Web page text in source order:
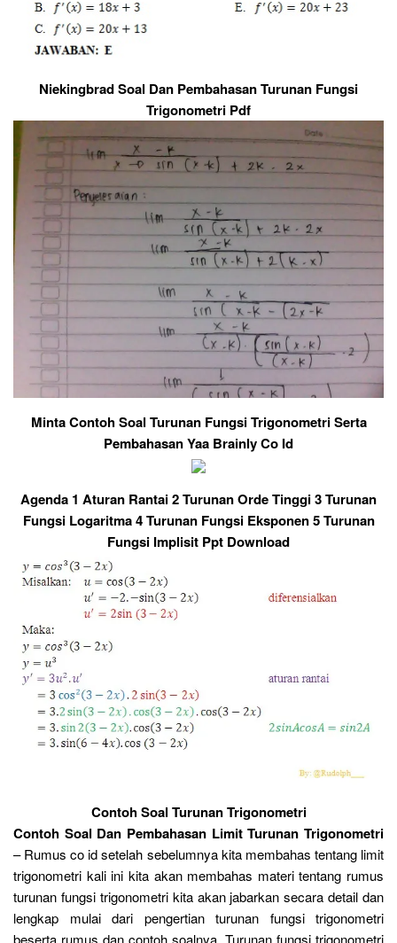
Niekingbrad Soal Dan Pembahasan Turunan Fungsi
Trigonometri Pdf
Minta Contoh Soal Turunan Fungsi Trigonometri Serta
Pembahasan Yaa Brainly Co Id
Agenda 1 Aturan Rantai 2 Turunan Orde Tinggi 3 Turunan
Fungsi Logaritma 4 Turunan Fungsi Eksponen 5 Turunan
Fungsi Implisit Ppt Download
Contoh Soal Turunan Trigonometri
Contoh Soal Dan Pembahasan Limit Turunan Trigonometri
– Rumus co id setelah sebelumnya kita membahas tentang limit
trigonometri kali ini kita akan membahas materi tentang rumus
turunan fungsi trigonometri kita akan jabarkan secara detail dan
lengkap mulai dari pengertian turunan fungsi trigonometri
beserta rumus dan contoh soalnya. Turunan fungsi trigonometri